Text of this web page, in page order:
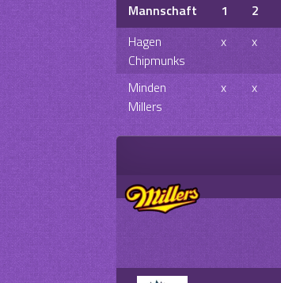
Mannschaft 1 2
Hagen
Chipmunks
x x
Minden
Millers
x x